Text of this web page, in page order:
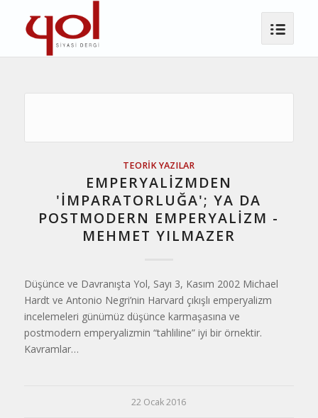
TEORIK YAZILAR
EMPERYALİZMDEN
'İMPARATORLUĞA'; YA DA
POSTMODERN EMPERYALİZM -
MEHMET YILMAZER
Düşünce ve Davranışta Yol, Sayı 3, Kasım 2002 Michael
Hardt ve Antonio Negri’nin Harvard çıkışlı emperyalizm
incelemeleri günümüz düşünce karmaşasına ve
postmodern emperyalizmin “tahliline” iyi bir örnektir.
Kavramlar…
22 Ocak 2016